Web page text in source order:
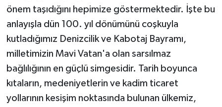
önem taşıdığını hepimize göstermektedir. İşte bu
anlayışla dün 100. yıl dönümünü coşkuyla
kutladığımız Denizcilik ve Kabotaj Bayramı,
milletimizin Mavi Vatan'a olan sarsılmaz
bağlılığının en güçlü simgesidir. Tarih boyunca
kıtaların, medeniyetlerin ve kadim ticaret
yollarının kesişim noktasında bulunan ülkemiz,